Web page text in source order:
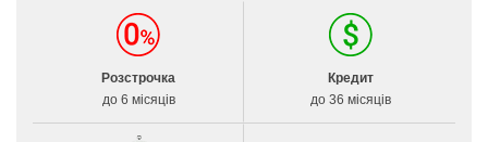
Розстрочка
до 6 місяців
Кредит
до 36 місяців